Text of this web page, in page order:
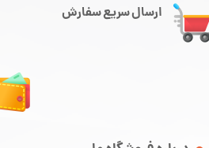
ارسال سریع سفارش